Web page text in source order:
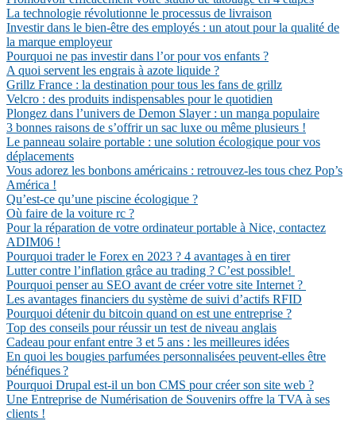
La technologie révolutionne le processus de livraison
Investir dans le bien-être des employés : un atout pour la qualité de
la marque employeur
Pourquoi ne pas investir dans l’or pour vos enfants ?
A quoi servent les engrais à azote liquide ?
Grillz France : la destination pour tous les fans de grillz
Velcro : des produits indispensables pour le quotidien
Plongez dans l’univers de Demon Slayer : un manga populaire
3 bonnes raisons de s’offrir un sac luxe ou même plusieurs !
Le panneau solaire portable : une solution écologique pour vos
déplacements
Vous adorez les bonbons américains : retrouvez-les tous chez Pop’s
América !
Qu’est-ce qu’une piscine écologique ?
Où faire de la voiture rc ?
Pour la réparation de votre ordinateur portable à Nice, contactez
ADIM06 !
Pourquoi trader le Forex en 2023 ? 4 avantages à en tirer
Lutter contre l’inflation grâce au trading ? C’est possible!
Pourquoi penser au SEO avant de créer votre site Internet ?
Les avantages financiers du système de suivi d’actifs RFID
Pourquoi détenir du bitcoin quand on est une entreprise ?
Top des conseils pour réussir un test de niveau anglais
Cadeau pour enfant entre 3 et 5 ans : les meilleures idées
En quoi les bougies parfumées personnalisées peuvent-elles être
bénéfiques ?
Pourquoi Drupal est-il un bon CMS pour créer son site web ?
Une Entreprise de Numérisation de Souvenirs offre la TVA à ses
clients !